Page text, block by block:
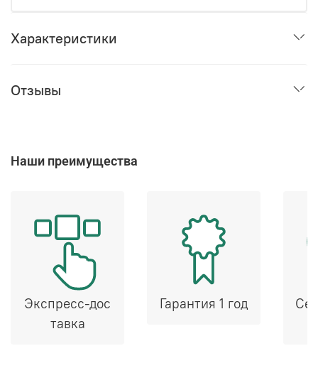
Характеристики
Отзывы
Наши преимущества
Экспресс-дос
тавка
Гарантия 1 год